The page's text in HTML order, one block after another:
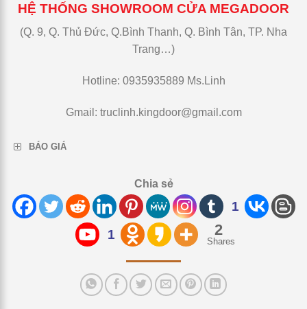
HỆ THỐNG SHOWROOM CỬA MEGADOOR
(Q. 9, Q. Thủ Đức, Q.Bình Thanh, Q. Bình Tân, TP. Nha
Trang…)
Hotline: 0935935889 Ms.Linh
Gmail: truclinh.kingdoor@gmail.com
BÁO GIÁ
Chia sẻ
1
1
2
Shares